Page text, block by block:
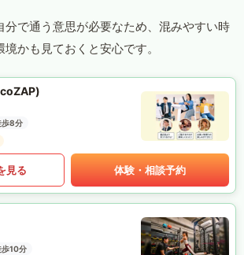
分で通う意思が必要なため、混みやすい時
かも見ておくと安心です。
歩8分
見る 体験・相談予約
歩10分